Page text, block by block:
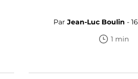
Par Jean-Luc Boulin -
1 min